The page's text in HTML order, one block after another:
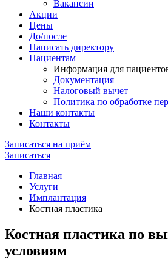
Вакансии
Акции
Цены
До/после
Написать директору
Пациентам
Информация для
Документация
Налоговый вычет
Политика по обработке
Наши контакты
Контакты
Записаться на приём
Записаться
Главная
Услуги
Имплантация
Костная пластика
Костная пластика по
условиям